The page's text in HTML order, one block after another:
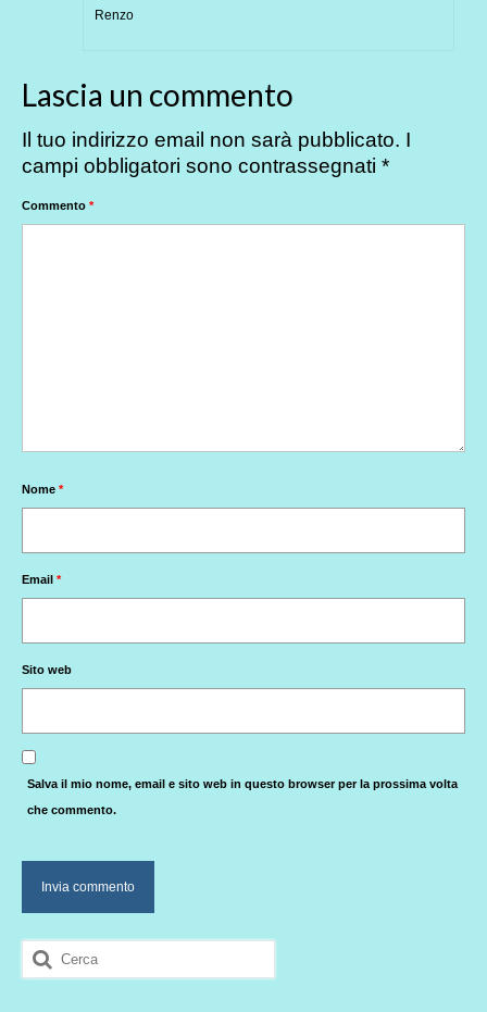
Renzo
Lascia un commento
Il tuo indirizzo email non sarà pubblicato. I
campi obbligatori sono contrassegnati *
Commento *
Nome *
Email *
Sito web
Salva il mio nome, email e sito web in questo browser per la prossima volta
che commento.
Cerca: